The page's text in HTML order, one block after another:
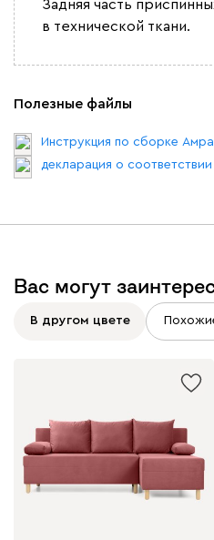
Задняя часть
в технической ткани.
Полезные файлы
декларация о
Вас могут
В другом цвете